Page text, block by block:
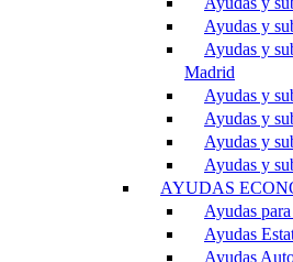
Ayudas y
Ayudas y
Madrid
Ayudas y
Ayudas y
Ayudas y
Ayudas y
AYUDAS
Ayudas
Ayudas
Ayudas